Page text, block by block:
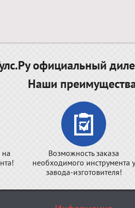
официальный
Наши
на
Возможность заказа
необходимого инструмента у
завода-изготовителя!